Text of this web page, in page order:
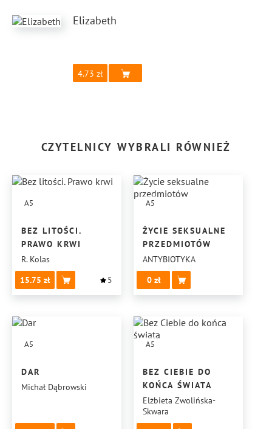
Elizabeth
4.73
CZYTELNICY WYBRALI RÓWNIEŻ
A5
BEZ LITOŚCI.
PRAWO KRWI
R. Kolas
15.75
5
A5
ŻYCIE SEKSUALNE
PRZEDMIOTÓW
ANTYBIOTYKA
0
A5
DAR
Michał Dąbrowski
A5
BEZ CIEBIE DO
KOŃCA ŚWIATA
Elżbieta Zwolińska-
Skwara